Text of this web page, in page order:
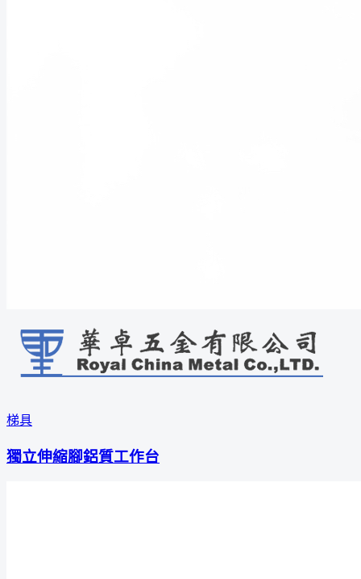
梯具
獨立伸縮腳鋁質工作台